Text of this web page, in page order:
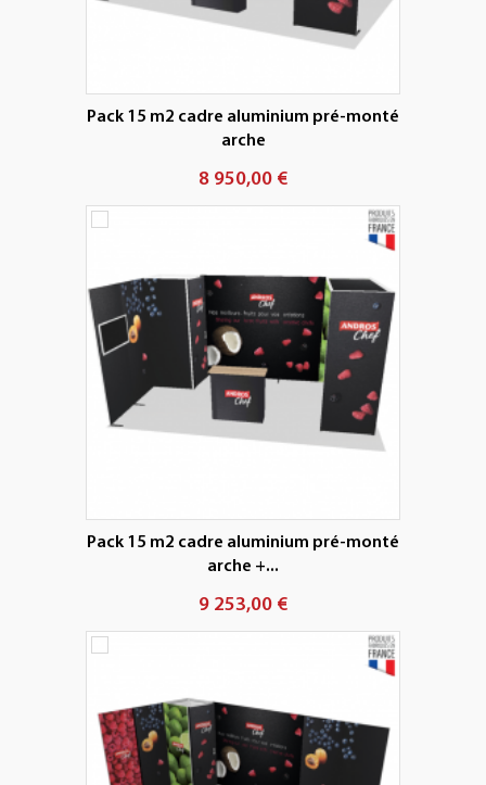
Pack 15 m2 cadre aluminium pré-monté
arche
8 950,00 €
Pack 15 m2 cadre aluminium pré-monté
arche +...
9 253,00 €